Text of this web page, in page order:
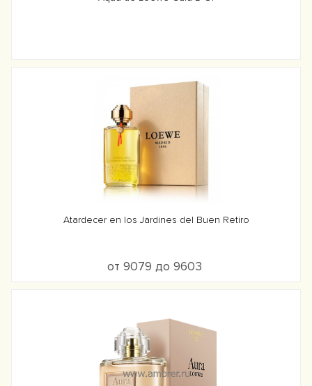
Atardecer en los Jardines del Buen Retiro
от 9079 до 9603